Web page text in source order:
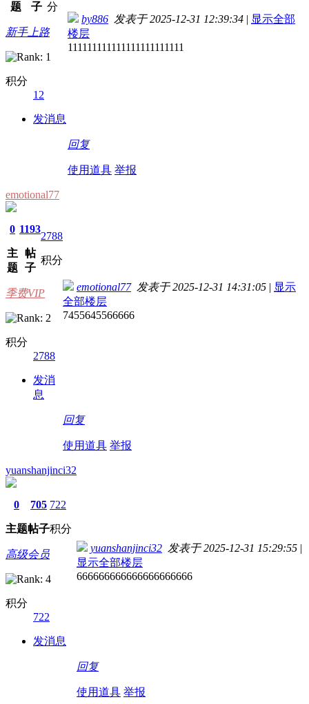
题
子 分
新手上路
积分
12
发消息
by886 发表于 2025-12-31 12:39:34 | 显示全部
楼层
111111111111111111111111
回复
使用道具 举报
emotional77
0
主
题
1193
帖
子
2788
积分
季费VIP
积分
2788
发消
息
emotional77发表于 2025-12-31 14:31:05 | 显示
全部楼层
7455645566666
回复
使用道具 举报
yuanshanjinci32
0
主题
705
帖子
722
积分
高级会员
积分
722
发消息
yuanshanjinci32 发表于 2025-12-31 15:29:55 |
显示全部楼层
666666666666666666666
回复
使用道具 举报